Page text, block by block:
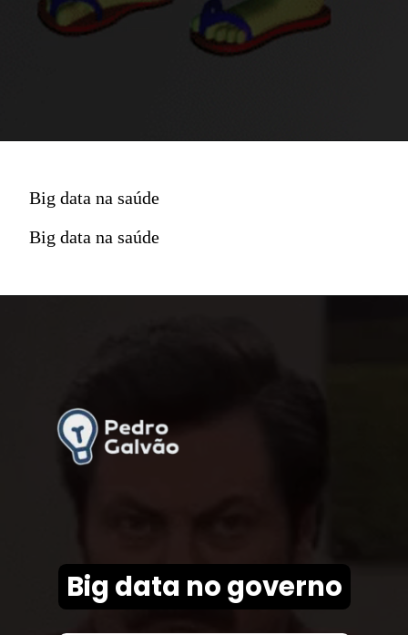
Big data na saúde
Big data na saúde
Big data no governo